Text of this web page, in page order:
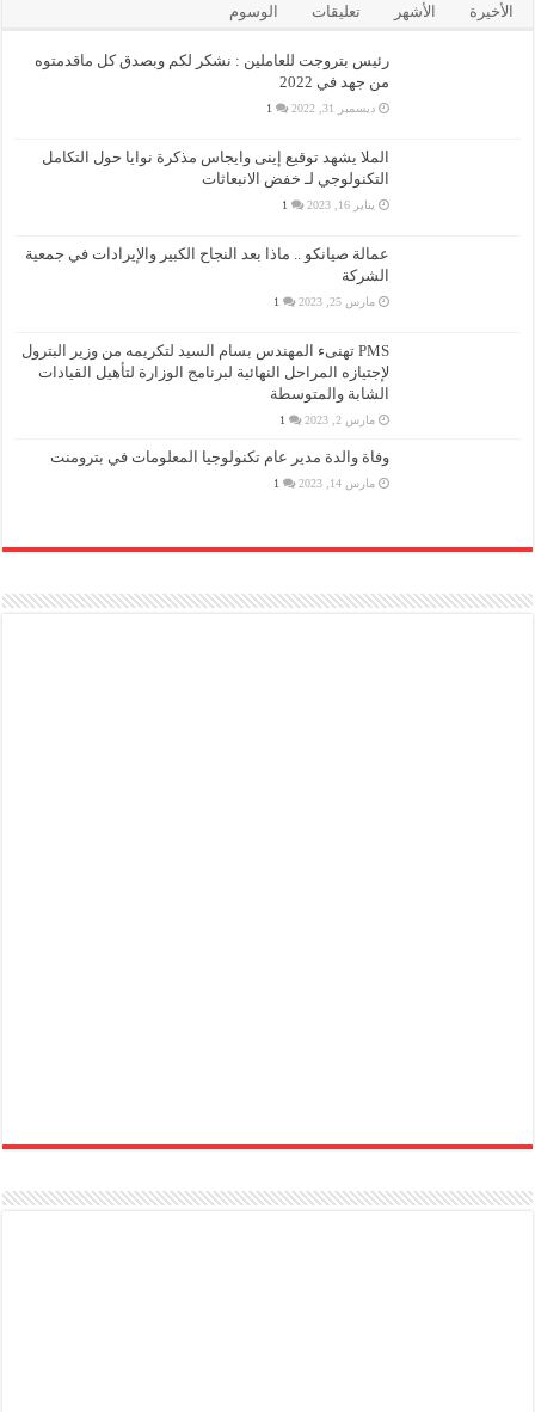
الأخيرة الأشهر تعليقات الوسوم
رئيس بتروجت للعاملين : نشكر لكم وبصدق كل ماقدمتوه
من جهد في 2022
ديسمبر 31, 2022 1
الملا يشهد توقيع إينى وايجاس مذكرة نوايا حول التكامل
التكنولوجي لـ خفض الانبعاثات
يناير 16, 2023 1
عمالة صيانكو .. ماذا بعد النجاح الكبير والإيرادات في جمعية
الشركة
مارس 25, 2023 1
PMS تهنىء المهندس بسام السيد لتكريمه من وزير البترول
لإجتيازه المراحل النهائية لبرنامج الوزارة لتأهيل القيادات
الشابة والمتوسطة
مارس 2, 2023 1
وفاة والدة مدير عام تكنولوجيا المعلومات في بترومنت
مارس 14, 2023 1